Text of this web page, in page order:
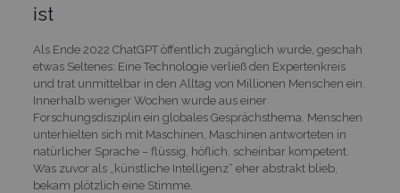
ist
Als Ende 2022 ChatGPT öffentlich zugänglich wurde, geschah
etwas Seltenes: Eine Technologie verließ den Expertenkreis
und trat unmittelbar in den Alltag von Millionen Menschen ein.
Innerhalb weniger Wochen wurde aus einer
Forschungsdisziplin ein globales Gesprächsthema. Menschen
unterhielten sich mit Maschinen, Maschinen antworteten in
natürlicher Sprache – flüssig, höflich, scheinbar kompetent.
Was zuvor als „künstliche Intelligenz“ eher abstrakt blieb,
bekam plötzlich eine Stimme.